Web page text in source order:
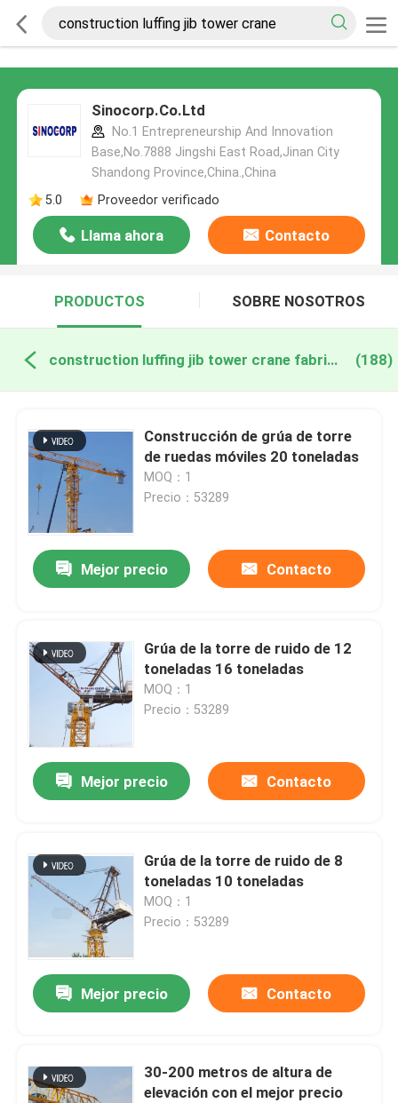
Sinocorp.Co.Ltd
No.1 Entrepreneurship And Innovation
Base,No.7888 Jingshi East Road,Jinan City
Shandong Province,China.,China
5.0
Proveedor verificado
Llama ahora Contacto
PRODUCTOS SOBRE NOSOTROS
construction luffing jib tower crane fabricación en línea (188)
Construcción de grúa de torre
de ruedas móviles 20 toneladas
MOQ：1
Precio：53289
Mejor precio Contacto
Grúa de la torre de ruido de 12
toneladas 16 toneladas
MOQ：1
Precio：53289
Mejor precio Contacto
Grúa de la torre de ruido de 8
toneladas 10 toneladas
MOQ：1
Precio：53289
Mejor precio Contacto
30-200 metros de altura de
elevación con el mejor precio